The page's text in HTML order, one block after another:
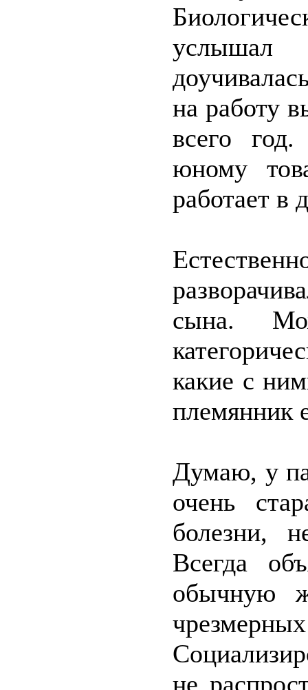
на работу
всего
юному
работает в
сына.
какие с
племянник
Думаю, у
очень
болезни,
Всегда
обычную
не